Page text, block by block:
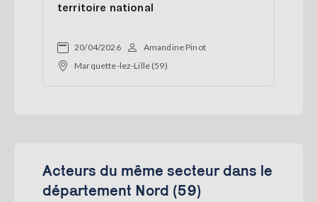
territoire national
20/04/2026
Amandine Pinot
Marquette-lez-Lille (59)
Acteurs du même secteur dans le
département Nord (59)